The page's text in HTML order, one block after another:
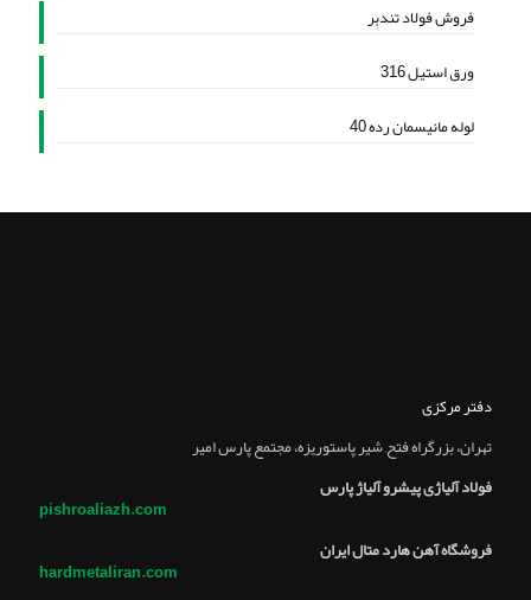
فروش فولاد تندبر
ورق استیل 316
لوله مانیسمان رده 40
دفتر مرکزی
تهران، بزرگراه فتح, شير پاستوريزه، مجتمع پارس امير
فولاد آلیاژی پیشرو آلیاژ پارس
pishroaliazh.com
فروشگاه آهن هارد متال ایران
hardmetaliran.com